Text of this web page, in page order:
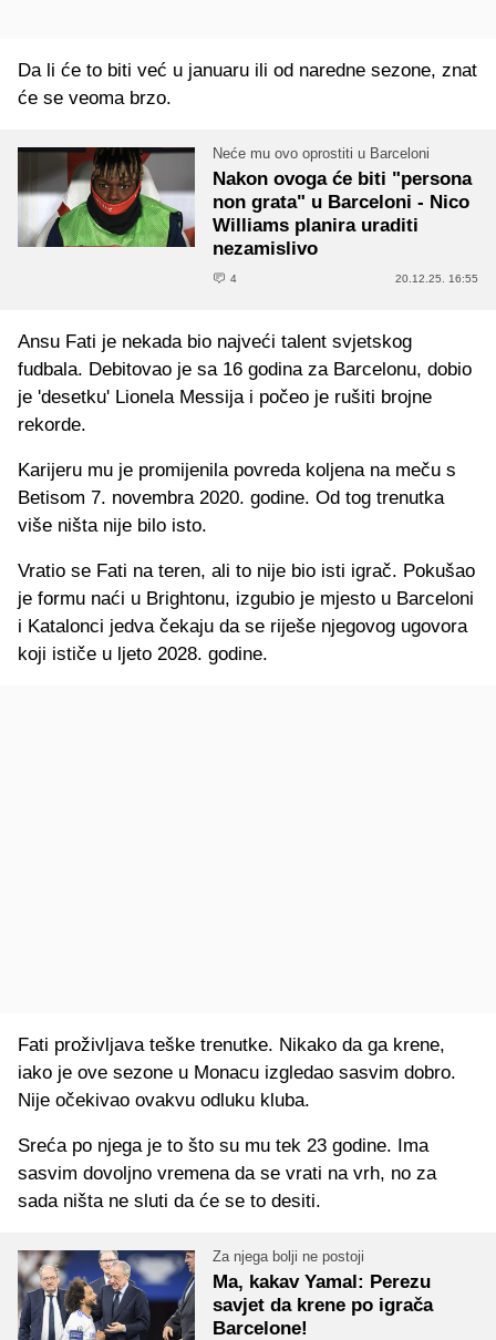
Da li će to biti već u januaru ili od naredne sezone, znat
će se veoma brzo.
Neće mu ovo oprostiti u Barceloni
Nakon ovoga će biti "persona
non grata" u Barceloni - Nico
Williams planira uraditi
nezamislivo
4 20.12.25. 16:55
Ansu Fati je nekada bio najveći talent svjetskog
fudbala. Debitovao je sa 16 godina za Barcelonu, dobio
je 'desetku' Lionela Messija i počeo je rušiti brojne
rekorde.
Karijeru mu je promijenila povreda koljena na meču s
Betisom 7. novembra 2020. godine. Od tog trenutka
više ništa nije bilo isto.
Vratio se Fati na teren, ali to nije bio isti igrač. Pokušao
je formu naći u Brightonu, izgubio je mjesto u Barceloni
i Katalonci jedva čekaju da se riješe njegovog ugovora
koji ističe u ljeto 2028. godine.
Fati proživljava teške trenutke. Nikako da ga krene,
iako je ove sezone u Monacu izgledao sasvim dobro.
Nije očekivao ovakvu odluku kluba.
Sreća po njega je to što su mu tek 23 godine. Ima
sasvim dovoljno vremena da se vrati na vrh, no za
sada ništa ne sluti da će se to desiti.
Za njega bolji ne postoji
Ma, kakav Yamal: Perezu
savjet da krene po igrača
Barcelone!